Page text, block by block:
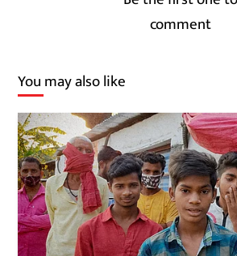
comment
You may also like